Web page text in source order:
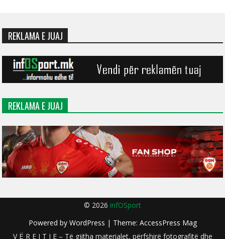
REKLAMA E JUAJ
REKLAMA E JUAJ
© 2026 infOSport
Powered by WordPress | Theme: AccessPress Mag
V Ë R E J T J E – Të gjitha materialet, përfshirë fotografitë dhe